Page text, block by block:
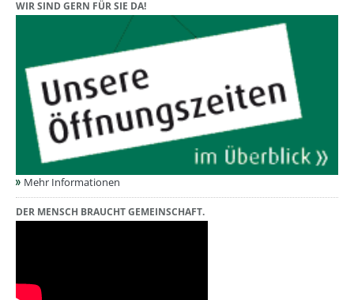
WIR SIND GERN FÜR SIE DA!
Mehr Informationen
DER MENSCH BRAUCHT GEMEINSCHAFT.